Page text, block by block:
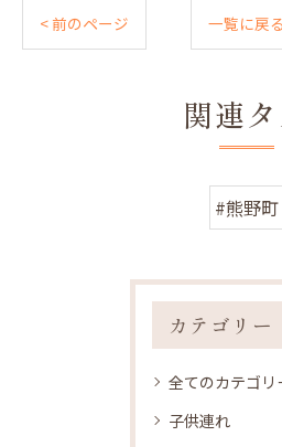
< 前のページ 一覧に戻る
関連
#熊野町
カテゴリー
全てのカテゴリ
子供連れ